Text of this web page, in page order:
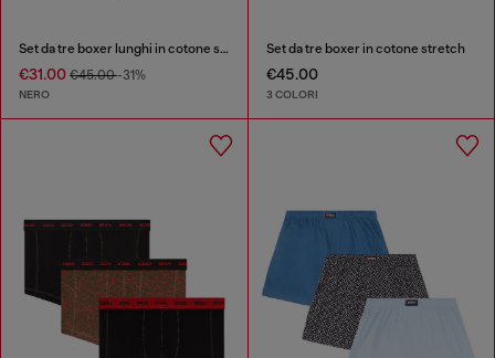
Set da tre boxer lunghi in cotone stretch
€31.00 €45.00-31%
NERO
Set da tre boxer in cotone stretch
€45.00
3 COLORI